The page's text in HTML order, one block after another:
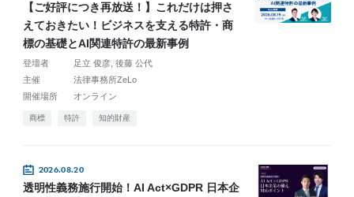
【ご好評につき再放送！】これだけは押さ
えておきたい！ビジネスを支える特許・商
標の基礎とAI関連特許の最新事例
登壇者 足立 俊彦 後藤 公代
主催
法律事務所ZeLo
開催場所
オンライン
商標 特許 知的財産
2026.08.20
透明性義務施行開始！AI Act×GDPR 日本企